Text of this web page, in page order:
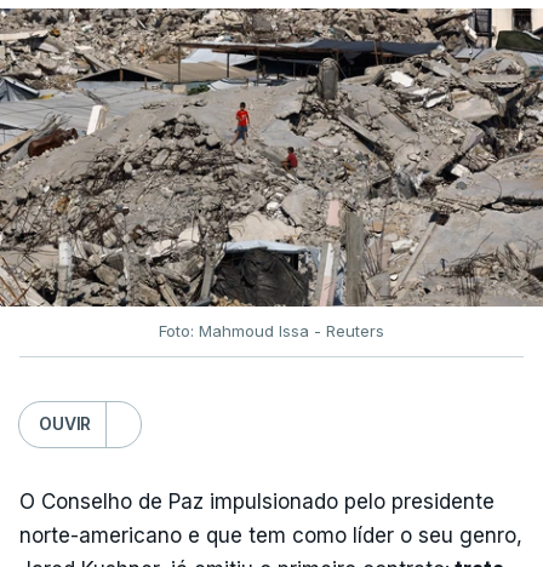
Foto: Mahmoud Issa - Reuters
OUVIR
O Conselho de Paz impulsionado pelo presidente
norte-americano e que tem como líder o seu genro,